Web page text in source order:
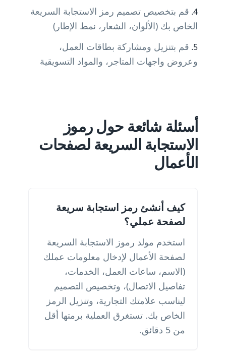
قم بتخصيص تصميم رمز الاستجابة السريعة
الخاص بك (الألوان، الشعار، نمط الإطار)
قم بتنزيل ومشاركة بطاقات العمل،
وعروض واجهات المتاجر، والمواد التسويقية
أسئلة شائعة حول رموز
الاستجابة السريعة لصفحات
الأعمال
كيف أنشئ رمز استجابة سريعة
لصفحة عملي؟
استخدم مولد رموز الاستجابة السريعة
لصفحة الأعمال لإدخال معلومات عملك
(الاسم، ساعات العمل، الخدمات،
تفاصيل الاتصال)، وتخصيص التصميم
ليناسب علامتك التجارية، وتنزيل الرمز
الخاص بك. تستغرق العملية برمتها أقل
من 5 دقائق.